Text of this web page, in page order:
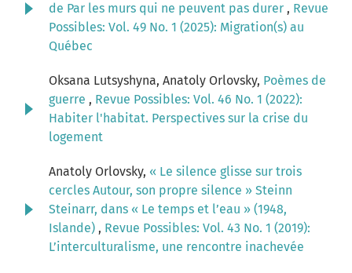
de Par les murs qui ne peuvent pas durer , Revue
Possibles: Vol. 49 No. 1 (2025): Migration(s) au
Québec
Oksana Lutsyshyna, Anatoly Orlovsky, Poèmes de
guerre , Revue Possibles: Vol. 46 No. 1 (2022):
Habiter l'habitat. Perspectives sur la crise du
logement
Anatoly Orlovsky, « Le silence glisse sur trois
cercles Autour, son propre silence » Steinn
Steinarr, dans « Le temps et l’eau » (1948,
Islande) , Revue Possibles: Vol. 43 No. 1 (2019):
L’interculturalisme, une rencontre inachevée